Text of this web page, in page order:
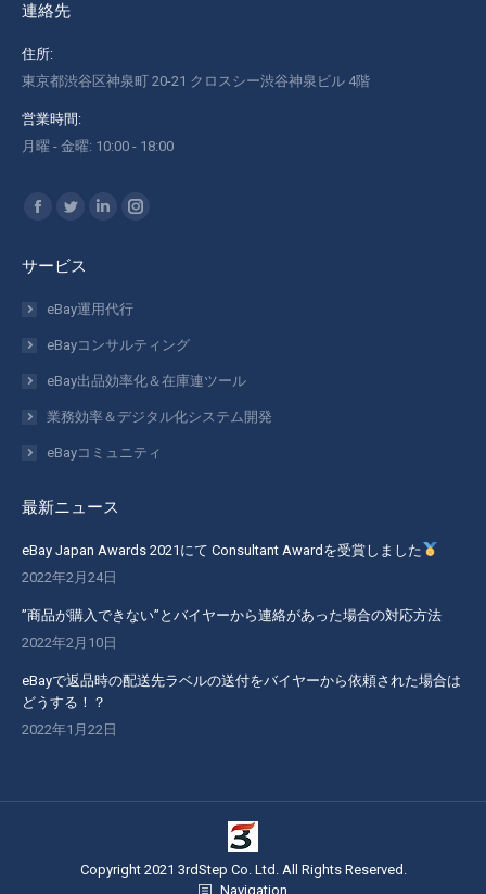
連絡先
住所:
東京都渋谷区神泉町 20-21 クロスシー渋谷神泉ビル 4階
営業時間:
月曜 - 金曜: 10:00 - 18:00
私達を見つけてください：
ジ
し
い
ン
ウ
で
開
き
す
ー
ジ
し
い
ウ
ン
ウ
で
開
き
ま
す
Linkedin
ジ
し
い
ン
ウ
で
開
き
ま
す
Instagram
し
い
ウ
ウ
開
ま
サービス
eBay運用代行
eBayコンサルティング
eBay出品効率化＆在庫連ツール
業務効率＆デジタル化システム開発
eBayコミュニティ
最新ニュース
eBay Japan Awards 2021にて Consultant Awardを受賞しました
2022年2月24日
”商品が購入できない”とバイヤーから連絡があった場合の対応方法
2022年2月10日
eBayで返品時の配送先ラベルの送付をバイヤーから依頼された場合は
どうする！？
2022年1月22日
Copyright 2021 3rdStep Co. Ltd. All Rights Reserved.
Navigation